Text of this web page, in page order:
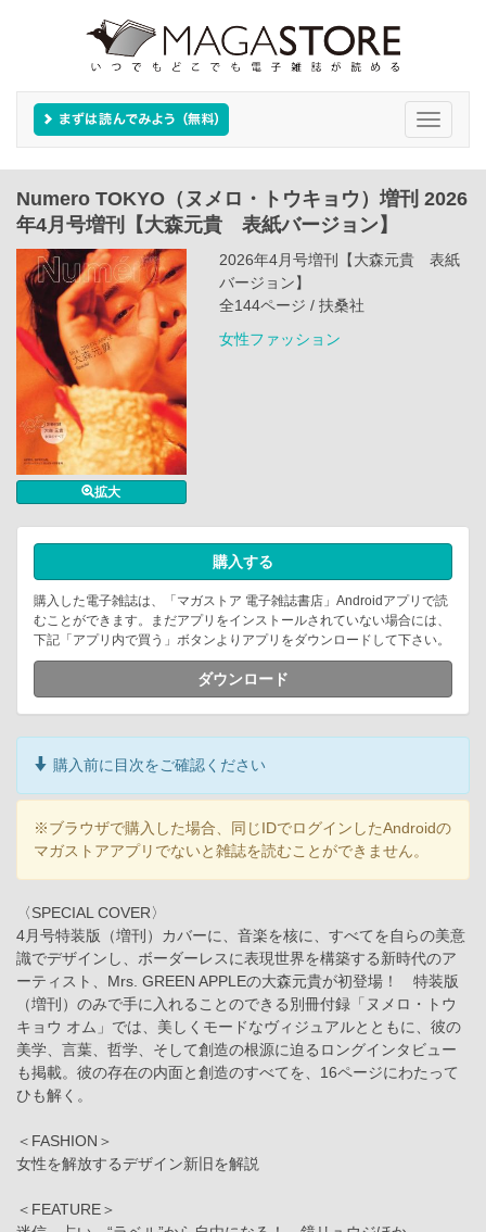
Toggle
Numero TOKYO（ヌメロ・トウキョウ）増刊 2026
年4月号増刊【大森元貴 表紙バージョン】
拡大
2026年4月号増刊【大森元貴 表紙
バージョン】
全144ページ / 扶桑社
女性ファッション
購入する
購入した電子雑誌は、「マガストア 電子雑誌書店」Androidアプリで読
むことができます。まだアプリをインストールされていない場合には、
下記「アプリ内で買う」ボタンよりアプリをダウンロードして下さい。
ダウンロード
購入前に目次をご確認ください
※ブラウザで購入した場合、同じIDでログインしたAndroidの
マガストアアプリでないと雑誌を読むことができません。
〈SPECIAL COVER〉
4月号特装版（増刊）カバーに、音楽を核に、すべてを自らの美意
識でデザインし、ボーダーレスに表現世界を構築する新時代のア
ーティスト、Mrs. GREEN APPLEの大森元貴が初登場！ 特装版
（増刊）のみで手に入れることのできる別冊付録「ヌメロ・トウ
キョウ オム」では、美しくモードなヴィジュアルとともに、彼の
美学、言葉、哲学、そして創造の根源に迫るロングインタビュー
も掲載。彼の存在の内面と創造のすべてを、16ページにわたって
ひも解く。
＜FASHION＞
女性を解放するデザイン新旧を解説
＜FEATURE＞